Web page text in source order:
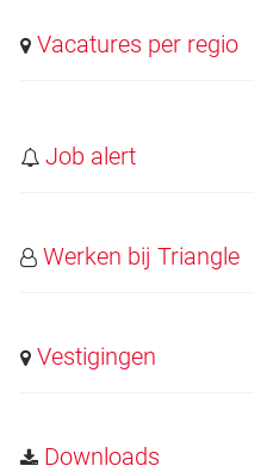
Vacatures per regio
Job alert
Werken bij Triangle
Vestigingen
Downloads